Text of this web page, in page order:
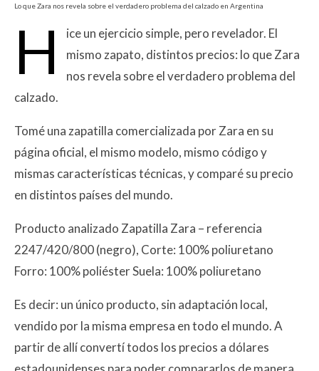
Lo que Zara nos revela sobre el verdadero problema del calzado en Argentina
H
ice un ejercicio simple, pero revelador. El
mismo zapato, distintos precios: lo que Zara
nos revela sobre el verdadero problema del
calzado.
Tomé una zapatilla comercializada por Zara en su
página oficial, el mismo modelo, mismo código y
mismas características técnicas, y comparé su precio
en distintos países del mundo.
Producto analizado Zapatilla Zara – referencia
2247/420/800 (negro), Corte: 100% poliuretano
Forro: 100% poliéster Suela: 100% poliuretano
Es decir: un único producto, sin adaptación local,
vendido por la misma empresa en todo el mundo. A
partir de allí convertí todos los precios a dólares